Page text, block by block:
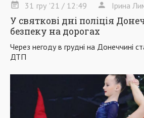
31 гру '21 / 12:49 Ірина
У святкові дні поліція
безпеку на дорогах
Через негоду в грудні на Донеччині
ДТП